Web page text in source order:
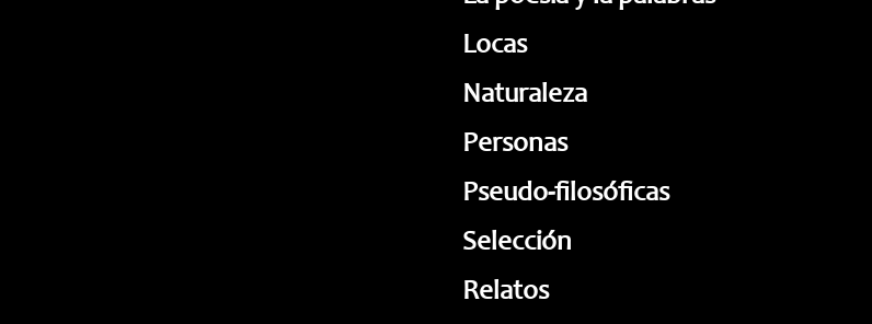
Locas
Naturaleza
Personas
Pseudo-filosóficas
Selección
Relatos